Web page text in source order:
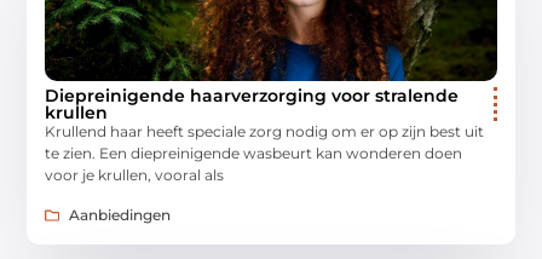
Diepreinigende haarverzorging voor stralende
krullen
Krullend haar heeft speciale zorg nodig om er op zijn best uit
te zien. Een diepreinigende wasbeurt kan wonderen doen
voor je krullen, vooral als
Aanbiedingen